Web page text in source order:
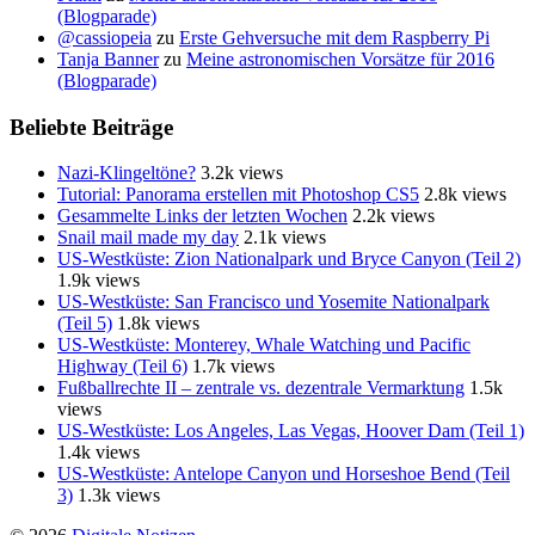
(Blogparade)
@cassiopeia zu Erste Gehversuche mit dem Raspberry Pi
Tanja Bannerzu Meine astronomischen Vorsätze für 2016
(Blogparade)
Beliebte Beiträge
Nazi-Klingeltöne? 3.2k views
Tutorial: Panorama erstellen mit Photoshop CS5 2.8k views
Gesammelte Links der letzten Wochen 2.2k views
Snail mail made my day 2.1k views
US-Westküste: Zion Nationalpark und Bryce Canyon (Teil 2)
1.9k views
US-Westküste: San Francisco und Yosemite Nationalpark
(Teil 5) 1.8k views
US-Westküste: Monterey, Whale Watching und Pacific
Highway (Teil 6) 1.7k views
Fußballrechte II – zentrale vs. dezentrale Vermarktung 1.5k
views
US-Westküste: Los Angeles, Las Vegas, Hoover Dam (Teil 1)
1.4k views
US-Westküste: Antelope Canyon und Horseshoe Bend (Teil
3) 1.3k views